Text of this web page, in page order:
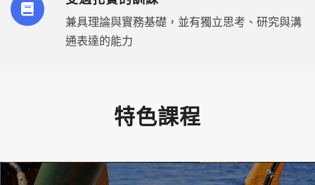
兼具理論與實務基礎，並有獨立思考、研究與溝
通表達的能力
特色課程